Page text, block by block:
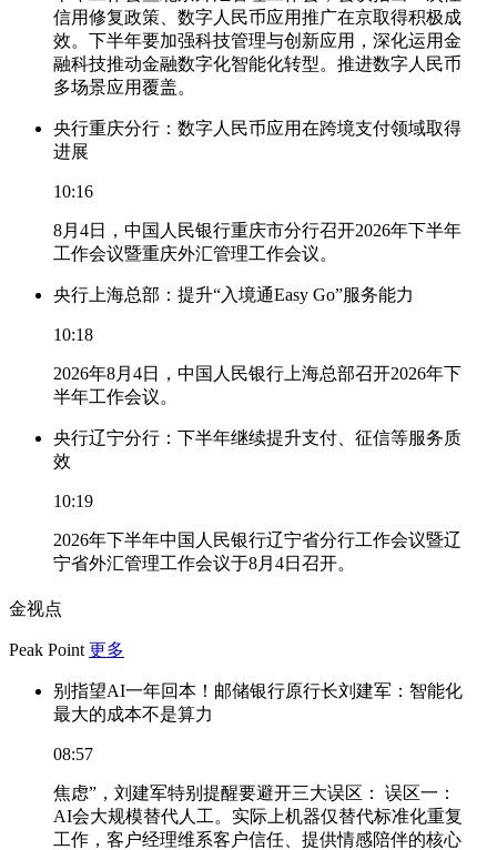
信用修复政策、数字人民币应用推广在京取得积极成
效。下半年要加强科技管理与创新应用，深化运用金
融科技推动金融数字化智能化转型。推进数字人民币
多场景应用覆盖。
央行重庆分行：数字人民币应用在跨境支付领域取得
进展
10:16
8月4日，中国人民银行重庆市分行召开2026年下半年
工作会议暨重庆外汇管理工作会议。
央行上海总部：提升“入境通Easy Go”服务能力
10:18
2026年8月4日，中国人民银行上海总部召开2026年下
半年工作会议。
央行辽宁分行：下半年继续提升支付、征信等服务质
效
10:19
2026年下半年中国人民银行辽宁省分行工作会议暨辽
宁省外汇管理工作会议于8月4日召开。
金视点
Peak Point 更多
别指望AI一年回本！邮储银行原行长刘建军：智能化
最大的成本不是算力
08:57
焦虑”，刘建军特别提醒要避开三大误区： 误区一：
AI会大规模替代人工。实际上机器仅替代标准化重复
工作，客户经理维系客户信任、提供情感陪伴的核心